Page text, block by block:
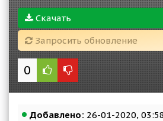
Скачать
Запросить обновление
0
Добавлено: 26-01-2020, 03:58